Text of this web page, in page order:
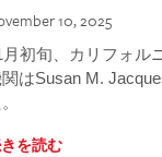
10, 2025
月初旬、カリフォル
はSusan M.
を読む